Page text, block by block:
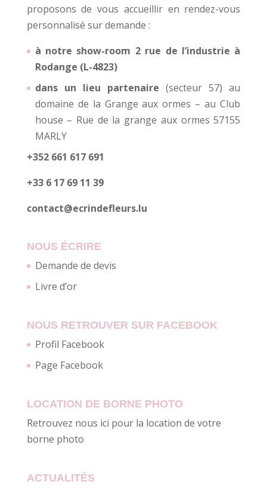
proposons de vous accueillir en rendez-vous
personnalisé sur demande :
à notre show-room 2 rue de l’industrie à
Rodange (L-4823)
dans un lieu partenaire (secteur 57) au
domaine de la Grange aux ormes – au Club
house – Rue de la grange aux ormes 57155
MARLY
+352 661 617 691
+33 6 17 69 11 39
contact@ecrindefleurs.lu
NOUS ÉCRIRE
Demande de devis
Livre d’or
NOUS RETROUVER SUR FACEBOOK
Profil Facebook
Page Facebook
LOCATION DE BORNE PHOTO
Retrouvez nous ici pour la location de votre
borne photo
ACTUALITÉS